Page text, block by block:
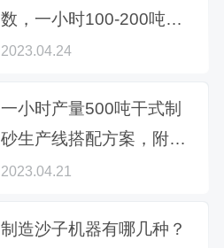
数，一小时100-200吨左
右
2023.04.24
一小时产量500吨干式制
砂生产线搭配方案，附报
价参考
2023.04.21
制造沙子机器有哪几种？